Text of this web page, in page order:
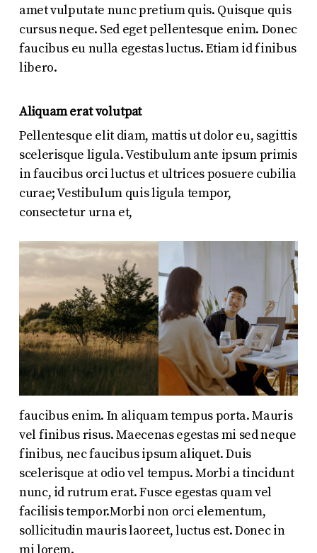
amet vulputate nunc pretium quis. Quisque quis
cursus neque. Sed eget pellentesque enim. Donec
faucibus eu nulla egestas luctus. Etiam id finibus
libero.
Aliquam erat volutpat
Pellentesque elit diam, mattis ut dolor eu, sagittis
scelerisque ligula. Vestibulum ante ipsum primis
in faucibus orci luctus et ultrices posuere cubilia
curae; Vestibulum quis ligula tempor,
consectetur urna et,
faucibus enim. In aliquam tempus porta. Mauris
vel finibus risus. Maecenas egestas mi sed neque
finibus, nec faucibus ipsum aliquet. Duis
scelerisque at odio vel tempus. Morbi a tincidunt
nunc, id rutrum erat. Fusce egestas quam vel
facilisis tempor.Morbi non orci elementum,
sollicitudin mauris laoreet, luctus est. Donec in